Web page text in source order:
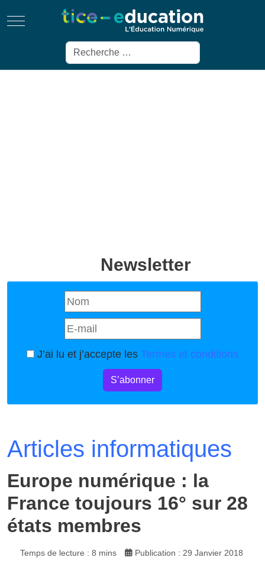
Mobile Menu Toggle
Rechercher
Newsletter
J’ai lu et j’accepte les Termes et conditions
S’abonner
Articles informatiques
Europe numérique : la
France toujours 16° sur 28
états membres
Temps de lecture : 8 mins Publication : 29 Janvier 2018